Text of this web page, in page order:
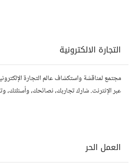
التجارة الالكترونية
مجتمع لمناقشة واستكشاف عالم التجارة
عبر الإنترنت. شارك تجاربك، نصائحك،
العمل الحر